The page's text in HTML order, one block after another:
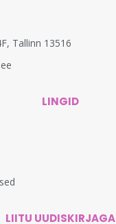
Tallinn 13516
LINGID
LIITU UUDISKIRJAGA